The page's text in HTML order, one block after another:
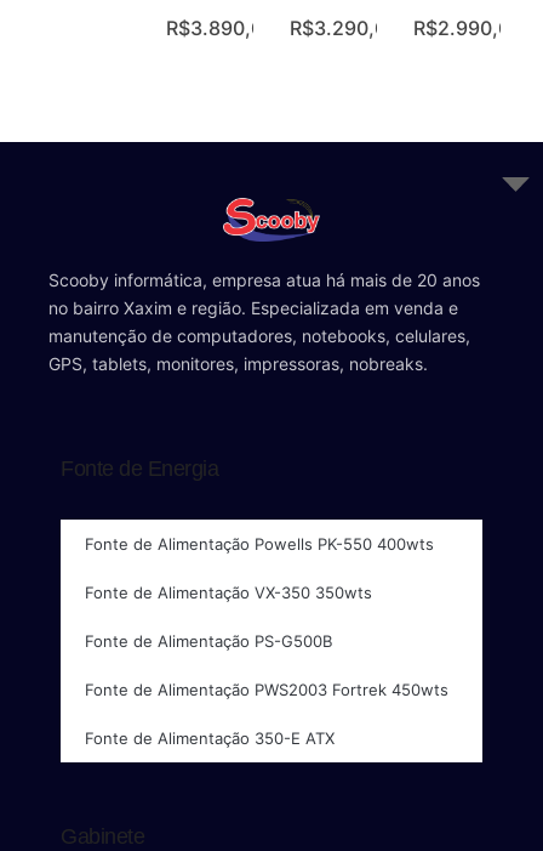
R$3.890,00 R$3.290,00 R$2.990,00
Scooby informática, empresa atua há mais de 20 anos
no bairro Xaxim e região. Especializada em venda e
manutenção de computadores, notebooks, celulares,
GPS, tablets, monitores, impressoras, nobreaks.
Fonte de Energia
Fonte de Alimentação Powells PK-550 400wts
Fonte de Alimentação VX-350 350wts
Fonte de Alimentação PS-G500B
Fonte de Alimentação PWS2003 Fortrek 450wts
Fonte de Alimentação 350-E ATX
Gabinete